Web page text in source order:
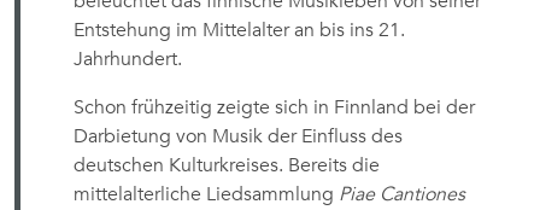
Entstehung im Mittelalter an bis ins 21.
Jahrhundert.
Schon frühzeitig zeigte sich in Finnland bei der
Darbietung von Musik der Einfluss des
deutschen Kulturkreises. Bereits die
mittelalterliche Liedsammlung Piae Cantiones